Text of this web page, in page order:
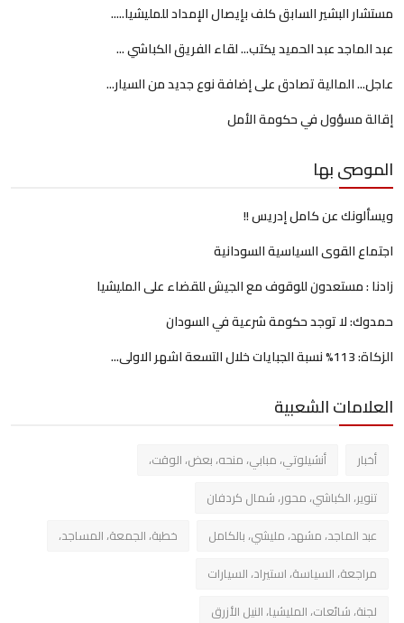
مستشار البشير السابق كلف بإيصال الإمداد للمليشيا.....
عبد الماجد عبد الحميد يكتب... لقاء الفريق الكباشي ...
عاجل... المالية تصادق على إضافة نوع جديد من السيار...
إقالة مسؤول في حكومة الأمل
الموصى بها
ويسألونك عن كامل إدريس !!
اجتماع القوى السياسية السودانية
زادنا : مستعدون للوقوف مع الجيش للقضاء على المليشيا
حمدوك: لا توجد حكومة شرعية في السودان
الزكاة: 113% نسبة الجبايات خلال التسعة اشهر الاولى...
العلامات الشعبية
أخبار
أنشيلوتي، مبابي، منحه، بعض، الوقت،
تنوير، الكباشي، محور، شمال كردفان
عبد الماجد، مشهد، مليشي، بالكامل
خطبة، الجمعة، المساجد،
مراجعة، السياسة، استيراد، السيارات
لجنة، شائعات، المليشيا، النيل الأزرق